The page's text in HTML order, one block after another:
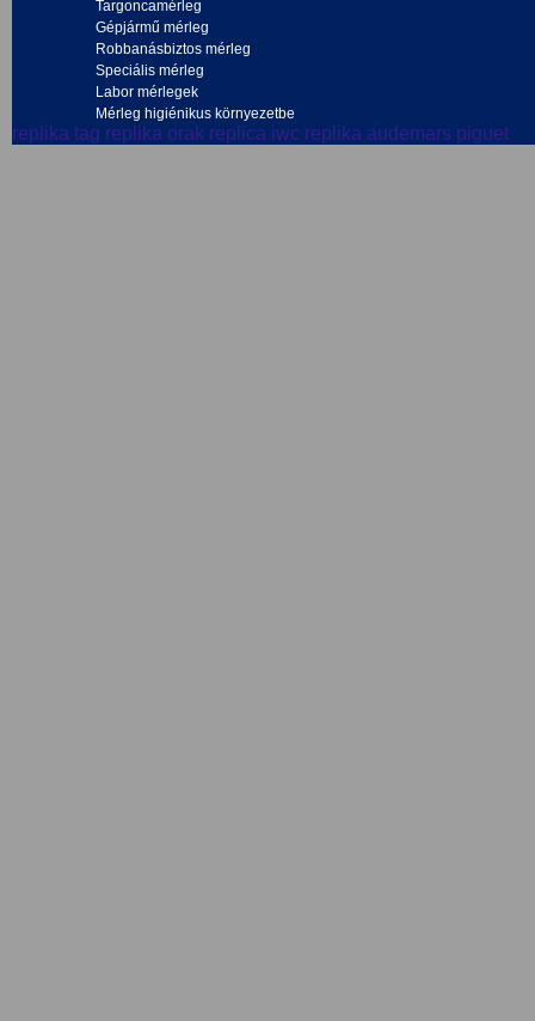
Targoncamérleg
Gépjármű mérleg
Robbanásbiztos mérleg
Speciális mérleg
Labor mérlegek
Mérleg higiénikus környezetbe
replika tag replika orak replica iwc replika audemars piguet